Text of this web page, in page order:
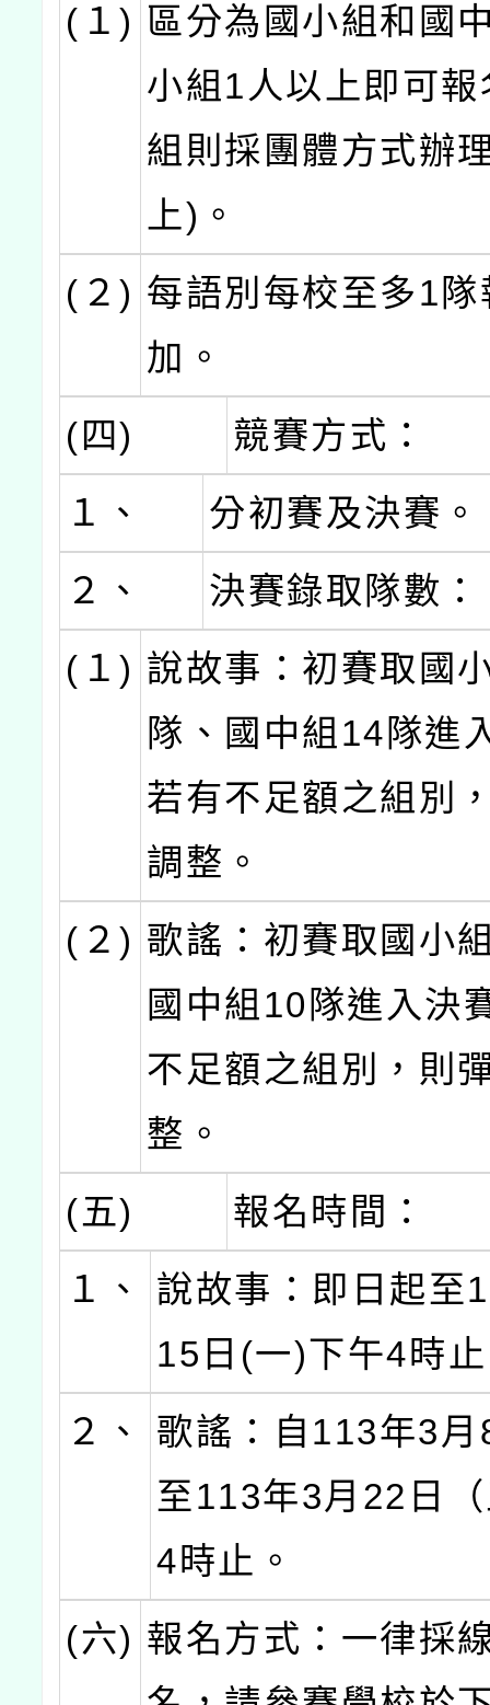
(１) 區分為國小組和國
小組1人以上即可
組則採團體方式辦
上)。
(２) 每語別每校至多1
加。
(四)
競賽方式：
１、
分初賽及決賽。
２、
決賽錄取隊數：
(１) 說故事：初賽取國
隊、國中組14隊進
若有不足額之組別
調整。
(２) 歌謠：初賽取國小
國中組10隊進入決
不足額之組別，則
整。
(五)
報名時間：
１、
說故事：即日起至
15日(一)下午4時
２、
歌謠：自113年3
至113年3月22日
4時止。
(六) 報名方式：一律採